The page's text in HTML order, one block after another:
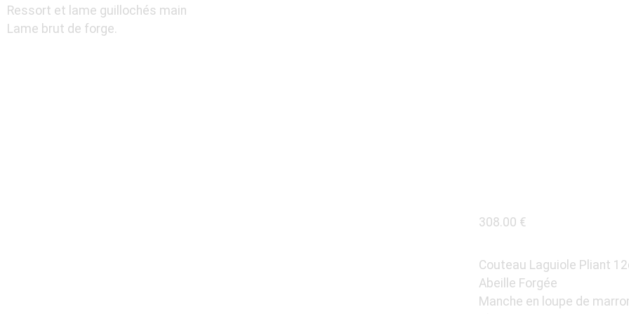
Ressort et lame guillochés main
Lame brut de forge.
308.00 €
Couteau Laguiole Pliant
Abeille Forgée
Manche en loupe de